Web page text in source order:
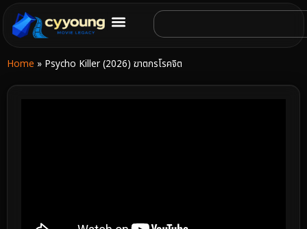
Home » Psycho Killer (2026) ฆาตกรโรคจิต